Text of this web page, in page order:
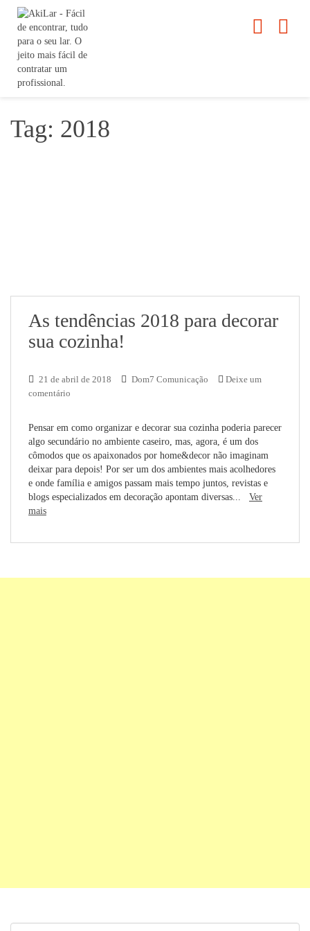
Tag: 2018
As tendências 2018 para decorar
sua cozinha!
21 de abril de 2018 Dom7 Comunicação
Deixe um
comentário
Pensar em como organizar e decorar sua cozinha poderia parecer
algo secundário no ambiente caseiro, mas, agora, é um dos
cômodos que os apaixonados por home&decor não imaginam
deixar para depois! Por ser um dos ambientes mais acolhedores
e onde família e amigos passam mais tempo juntos, revistas e
blogs especializados em decoração apontam diversas... Ver
mais